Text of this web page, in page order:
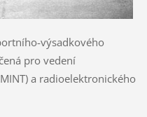
výsadkového
pro vedení
a radioelektronického